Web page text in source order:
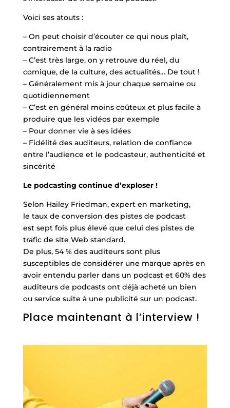
Voici ses atouts :
– On peut choisir d’écouter ce qui nous plaît,
contrairement à la radio
– C’est très large, on y retrouve du réel, du
comique, de la culture, des actualités… De tout !
– Généralement mis à jour chaque semaine ou
quotidiennement
– C’est en général moins coûteux et plus facile à
produire que les vidéos par exemple
– Pour donner vie à ses idées
– Fidélité des auditeurs, relation de confiance
entre l’audience et le podcasteur, authenticité et
sincérité
Le podcasting continue d’exploser !
Selon Hailey Friedman, expert en marketing,
le taux de conversion des pistes de podcast
est sept fois plus élevé que celui des pistes de
trafic de site Web standard.
De plus, 54 % des auditeurs sont plus
susceptibles de considérer une marque après en
avoir entendu parler dans un podcast et 60% des
auditeurs de podcasts ont déjà acheté un bien
ou service suite à une publicité sur un podcast.
Place maintenant à l’interview !